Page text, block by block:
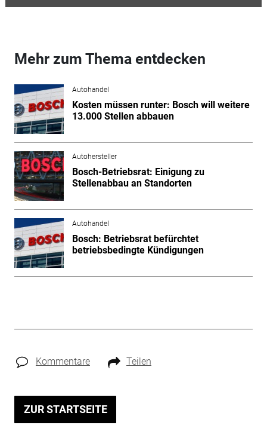
Mehr zum Thema entdecken
Autohandel
Kosten müssen runter: Bosch will weitere
13.000 Stellen abbauen
Autohersteller
Bosch-Betriebsrat: Einigung zu
Stellenabbau an Standorten
Autohandel
Bosch: Betriebsrat befürchtet
betriebsbedingte Kündigungen
Kommentare Teilen
ZUR STARTSEITE